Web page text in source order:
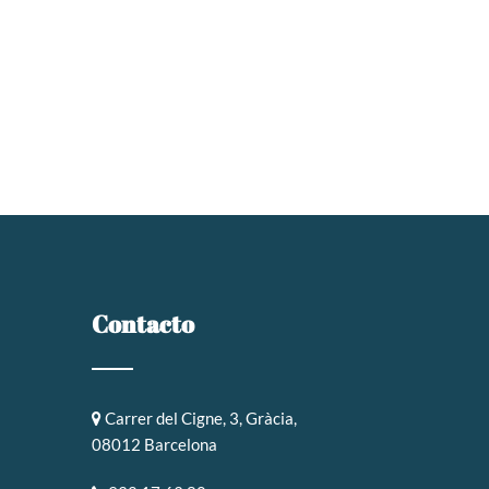
Contacto
Carrer del Cigne, 3, Gràcia,
08012 Barcelona